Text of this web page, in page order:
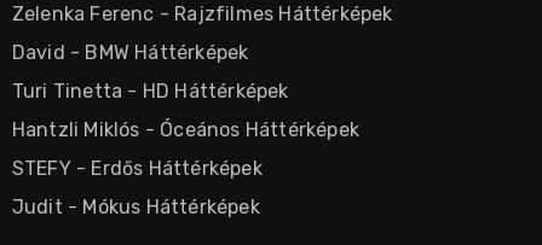
Zelenka Ferenc - Rajzfilmes Háttérképek
David - BMW Háttérképek
Turi Tinetta - HD Háttérképek
Hantzli Miklós - Óceános Háttérképek
STEFY- Erdős Háttérképek
Judit - Mókus Háttérképek